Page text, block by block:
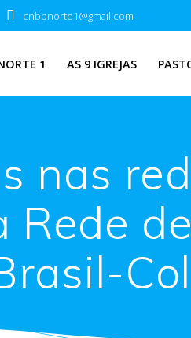
cnbbnorte1@gmail.com
1 AS 9 IGREJAS
nas
Rede